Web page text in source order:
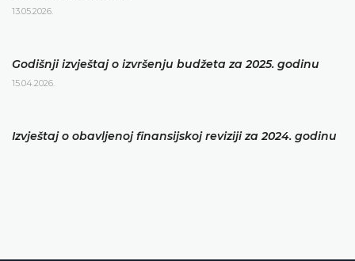
13.05.2026.
Godišnji izvještaj o izvršenju budžeta za 2025. godinu
15.04.2026.
Izvještaj o obavljenoj finansijskoj reviziji za 2024. godinu